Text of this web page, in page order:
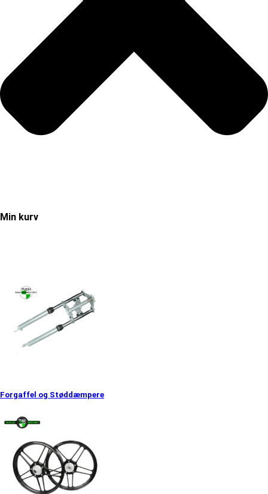
Min kurv
Forgaffel og Støddæmpere